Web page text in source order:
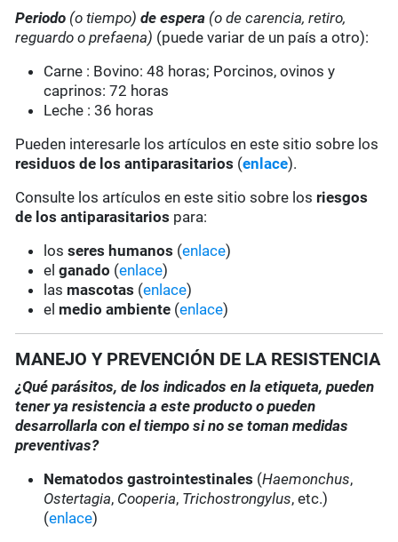
Periodo (o tiempo)de espera (o de carencia, retiro,
reguardo o prefaena) (puede variar de un país a otro):
Carne : Bovino: 48 horas; Porcinos, ovinos y
caprinos: 72 horas
Leche : 36 horas
Pueden interesarle los artículos en este sitio sobre los
residuos de los antiparasitarios (enlace).
Consulte los artículos en este sitio sobre los riesgos
de los antiparasitarios para:
losseres humanos (enlace)
elganado (enlace)
las mascotas (enlace)
el medio ambiente (enlace)
MANEJO Y PREVENCIÓN DE LA RESISTENCIA
¿Qué parásitos, de los indicados en la etiqueta, pueden
tener ya resistencia a este producto o pueden
desarrollarla con el tiempo si no se toman medidas
preventivas?
Nematodos gastrointestinales (Haemonchus,
Ostertagia, Cooperia, Trichostrongylus, etc.)
(enlace)